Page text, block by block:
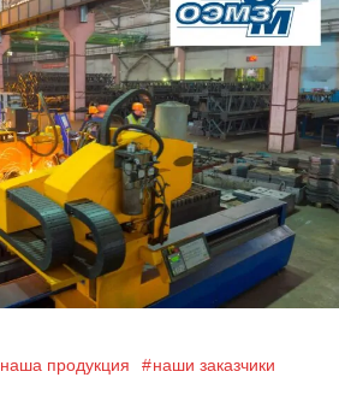
наша продукция наши заказчики